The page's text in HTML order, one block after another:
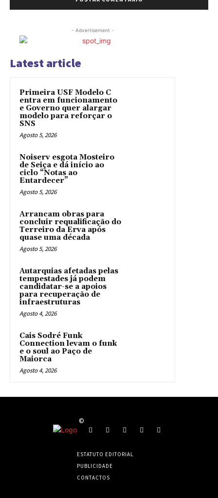
- Advertisement -
Latest article
Primeira USF Modelo C
entra em funcionamento
e Governo quer alargar
modelo para reforçar o
SNS
Agosto 5, 2026
Noiserv esgota Mosteiro
de Seiça e dá início ao
ciclo “Notas ao
Entardecer”
Agosto 5, 2026
Arrancam obras para
concluir requalificação do
Terreiro da Erva após
quase uma década
Agosto 5, 2026
Autarquias afetadas pelas
tempestades já podem
candidatar-se a apoios
para recuperação de
infraestruturas
Agosto 4, 2026
Cais Sodré Funk
Connection levam o funk
e o soul ao Paço de
Maiorca
Agosto 4, 2026
©
ESTATUTO EDITORIAL
PUBLICIDADE
CONTACTOS